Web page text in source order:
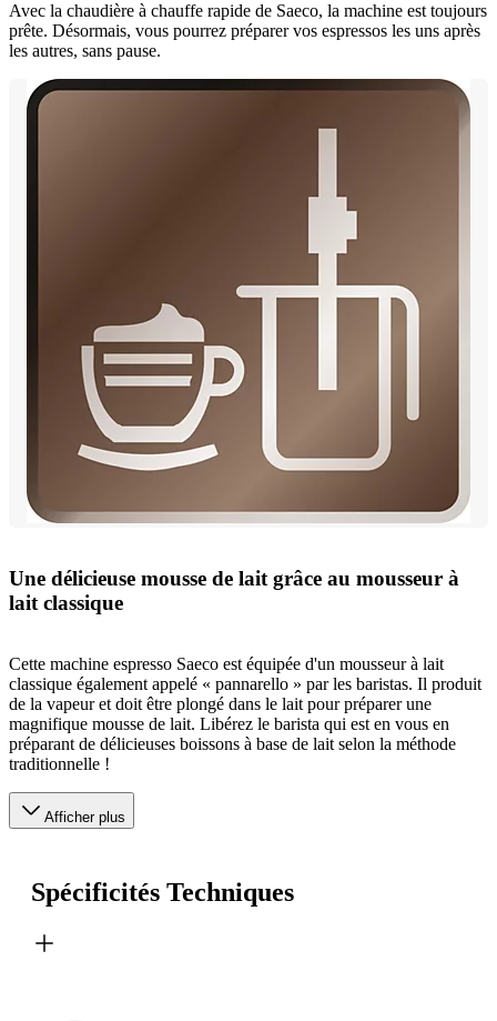
Avec la chaudière à chauffe rapide de Saeco, la machine est toujours
prête. Désormais, vous pourrez préparer vos espressos les uns après
les autres, sans pause.
Une délicieuse mousse de lait grâce au mousseur à
lait classique
Cette machine espresso Saeco est équipée d'un mousseur à lait
classique également appelé « pannarello » par les baristas. Il produit
de la vapeur et doit être plongé dans le lait pour préparer une
magnifique mousse de lait. Libérez le barista qui est en vous en
préparant de délicieuses boissons à base de lait selon la méthode
traditionnelle !
Afficher plus
Spécificités Techniques